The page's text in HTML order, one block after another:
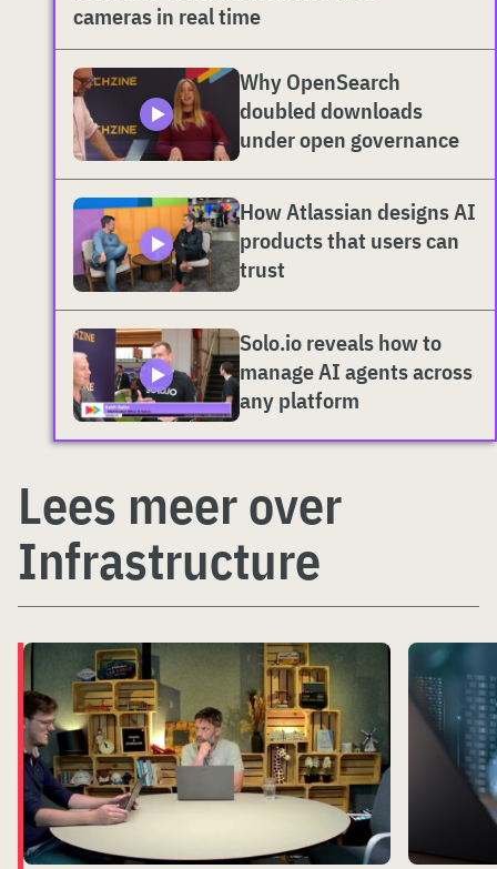
cameras in real time
Why OpenSearch
doubled downloads
under open governance
How Atlassian designs AI
products that users can
trust
Solo.io reveals how to
manage AI agents across
any platform
Lees meer over
Infrastructure